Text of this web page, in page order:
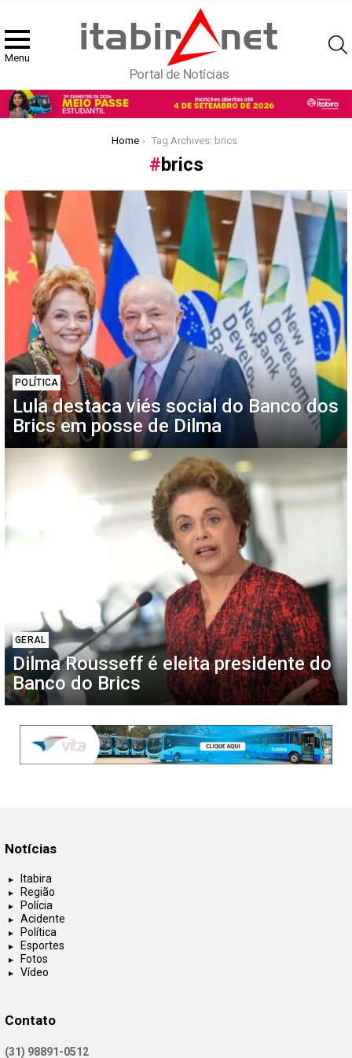
Menu
Portal de Notícias
Home Tag Archives: brics
brics
Latest
stories
POLÍTICA
Lula destaca viés social do Banco dos
Brics em posse de Dilma
GERAL
Dilma Rousseff é eleita presidente do
Banco do Brics
Notícias
Itabira
Região
Polícia
Acidente
Política
Esportes
Fotos
Vídeo
Contato
(31) 98891-0512